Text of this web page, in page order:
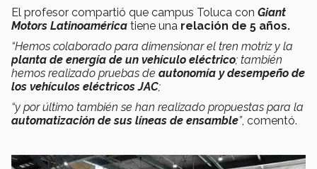
El profesor compartió que campus Toluca con Giant
Motors Latinoamérica tiene una relación de 5 años.
“Hemos colaborado para dimensionar el tren motriz y la
planta de energía de un vehículo eléctrico; también
hemos realizado pruebas de autonomía y desempeño de
los vehículos eléctricos JAC;
“y por último también se han realizado propuestas para la
automatización de sus líneas de ensamble”, comentó.